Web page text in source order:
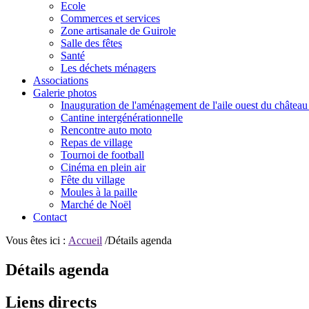
Ecole
Commerces et services
Zone artisanale de Guirole
Salle des fêtes
Santé
Les déchets ménagers
Associations
Galerie photos
Inauguration de l'aménagement de l'aile ouest du
Cantine intergénérationnelle
Rencontre auto moto
Repas de village
Tournoi de football
Cinéma en plein air
Fête du village
Moules à la paille
Marché de Noël
Contact
Vous êtes ici : Accueil /Détails agenda
Détails agenda
Liens directs